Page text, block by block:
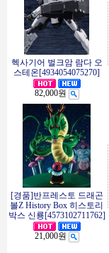
헥사기어 벌크암 람다 오
스테온[4934054075270]
82,000원
[경품]반프레스토 드래곤
볼Z History Box 히스토리
박스 신룡[4573102711762]
21,000원